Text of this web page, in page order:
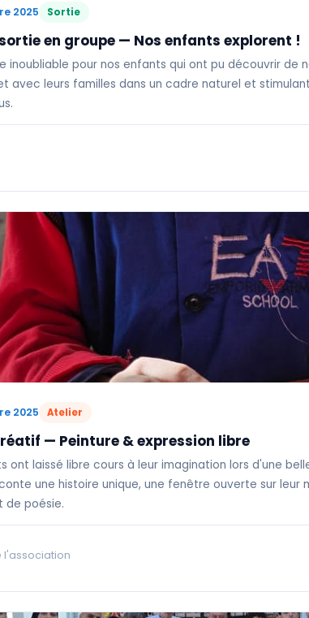
2025 Sortie
en groupe — Nos enfants explorent !
inoubliable pour nos enfants qui ont pu découvrir de
avec leurs familles dans un cadre naturel et
2025 Atelier
— Peinture & expression libre
ont laissé libre cours à leur imagination lors d'une
une histoire unique, une fenêtre ouverte sur leur
de poésie.
l'association